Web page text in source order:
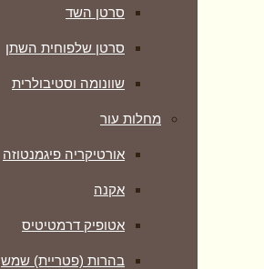
סרטן השד
סרטן שלפוחית השתן
שוונומה וסטיבולרית
מחלות עור
אורטיקריה פיגמנטוזה
אקנה
אטופיק דרמטיטיס
בהרות (פטריית) שמש